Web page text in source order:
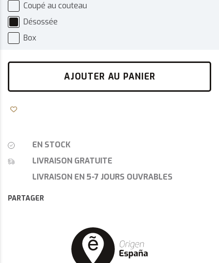
Coupé au couteau
Désossée
Box
AJOUTER AU PANIER
EN STOCK
LIVRAISON GRATUITE
LIVRAISON EN 5-7 JOURS OUVRABLES
PARTAGER